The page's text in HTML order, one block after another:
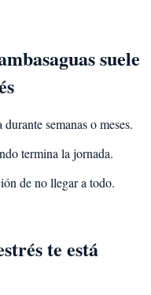
suele
semanas o meses.
termina la jornada.
de no llegar a todo.
te está